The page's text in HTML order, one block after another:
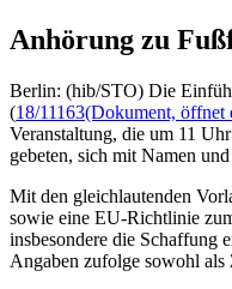
Anhörung zu
Berlin: (hib/STO) Die
(18/11163(Dokument, öffnet
Veranstaltung, die um 11
gebeten, sich mit Namen
Mit den gleichlautenden
sowie eine EU-Richtlinie
insbesondere die Schaffung
Angaben zufolge sowohl als